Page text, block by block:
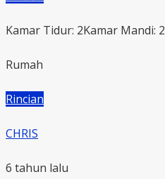
Kamar Tidur: 2Kamar Mandi: 2
Rumah
Rincian
CHRIS
6 tahun lalu